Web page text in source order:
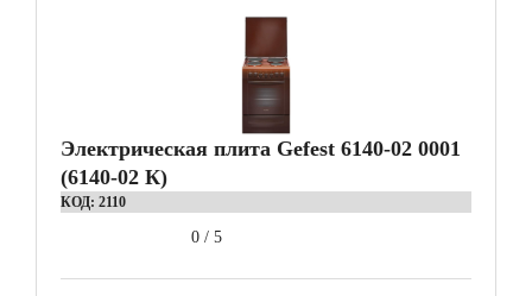
Электрическая плита Gefest 6140-02 0001
(6140-02 К)
КОД: 2110
0 / 5